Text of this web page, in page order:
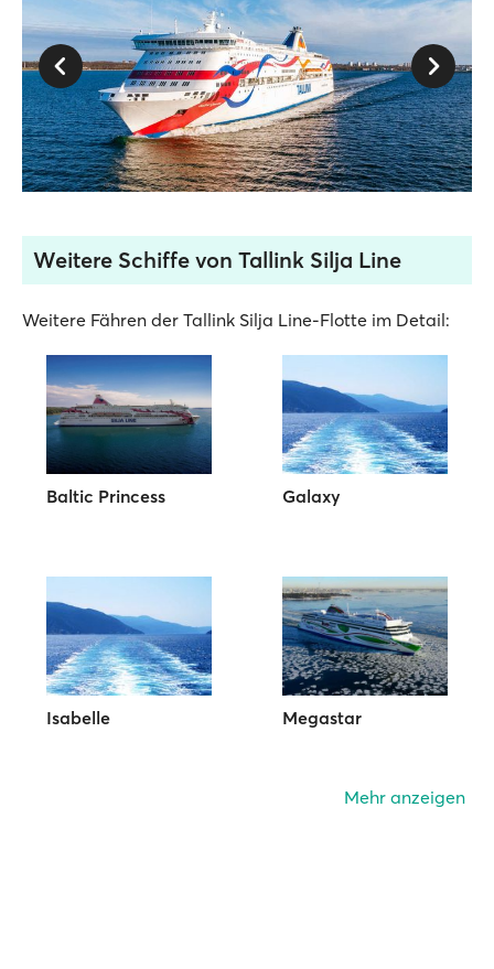
Weitere Schiffe von Tallink Silja Line
Weitere Fähren der Tallink Silja Line-Flotte im Detail:
Baltic Princess Galaxy
Isabelle Megastar
Mehr anzeigen